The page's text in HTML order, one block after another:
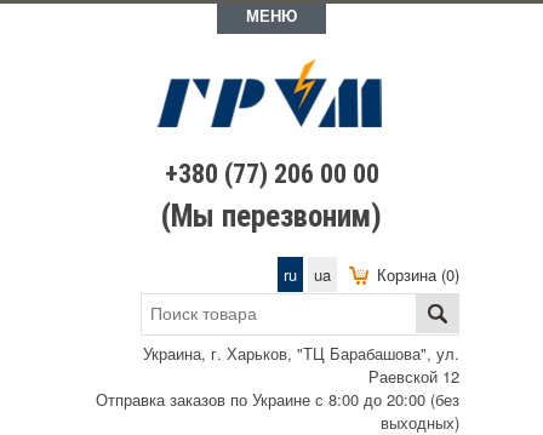
МЕНЮ
+380 (77) 206 00 00
(Мы перезвоним)
Корзина (0)
ru ua
Украина, г. Харьков, "ТЦ Барабашова", ул.
Раевской 12
Отправка заказов по Украине с 8:00 до 20:00 (без
выходных)